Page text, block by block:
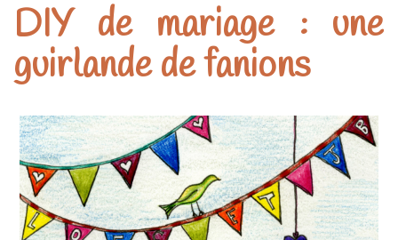
DIY de mariage : une
guirlande de fanions